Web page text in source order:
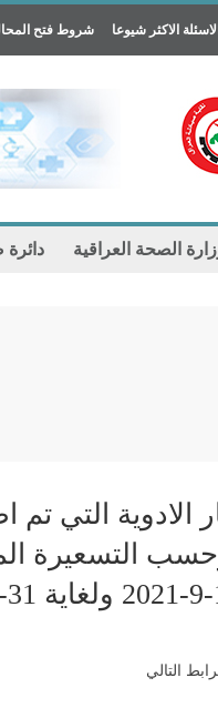
الاسئلة الاكثر شيوعا شروط فتح المحال
الصحة العراقية
التي تم
التسعيرة
التالي